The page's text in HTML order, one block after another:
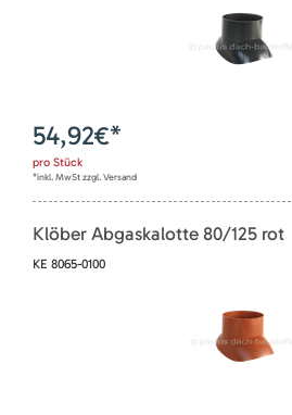
54,92€*
pro Stück
*inkl. MwSt zzgl. Versand
Klöber Abgaskalotte 80/125 rot
KE 8065-0100